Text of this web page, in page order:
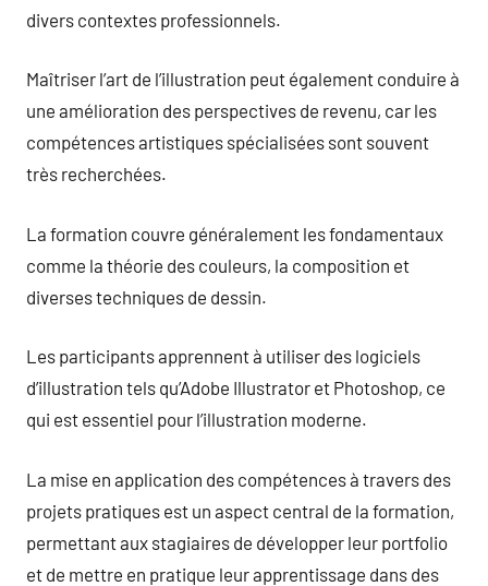
divers contextes professionnels.
Maîtriser l’art de l’illustration peut également conduire à
une amélioration des perspectives de revenu, car les
compétences artistiques spécialisées sont souvent
très recherchées.
La formation couvre généralement les fondamentaux
comme la théorie des couleurs, la composition et
diverses techniques de dessin.
Les participants apprennent à utiliser des logiciels
d’illustration tels qu’Adobe Illustrator et Photoshop, ce
qui est essentiel pour l’illustration moderne.
La mise en application des compétences à travers des
projets pratiques est un aspect central de la formation,
permettant aux stagiaires de développer leur portfolio
et de mettre en pratique leur apprentissage dans des